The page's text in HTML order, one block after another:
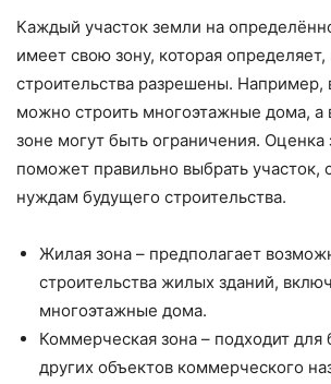
Каждый участок земли на
имеет свою зону, которая
строительства разрешены. Например,
можно строить многоэтажные дома,
зоне могут быть ограничения. Оценка
поможет правильно выбрать участок,
нуждам будущего строительства.
Жилая зона – предполагает
строительства жилых зданий,
многоэтажные дома.
Коммерческая зона – подходит для
других объектов коммерческого